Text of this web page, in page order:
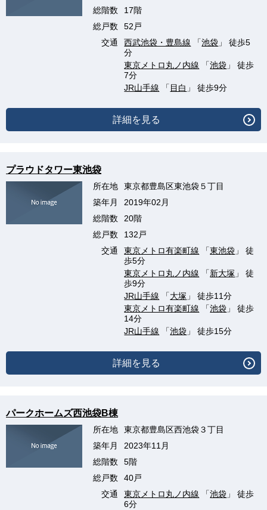
総階数
17階
総戸数
52戸
交通
西武池袋・豊島線 「池袋 」 徒歩5
分
東京メトロ丸ノ内線 「池袋 」 徒歩
7分
JR山手線 「 目白 」 徒歩9分
詳細を見る
プラウドタワー東池袋
所在地
東京都豊島区東池袋５丁目
築年月
2019年02月
総階数
20階
総戸数
132戸
交通
東京メトロ有楽町線 「東池袋 」 徒
歩5分
東京メトロ丸ノ内線 「新大塚 」 徒
歩9分
JR山手線 「大塚 」 徒歩11分
東京メトロ有楽町線 「池袋 」 徒歩
14分
JR山手線 「池袋 」 徒歩15分
詳細を見る
パークホームズ西池袋B棟
所在地
東京都豊島区西池袋３丁目
築年月
2023年11月
総階数
5階
総戸数
40戸
交通
東京メトロ丸ノ内線 「池袋 」 徒歩
6分